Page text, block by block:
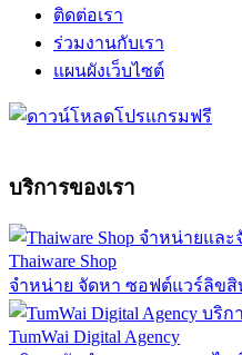
ติดต่อเรา
ร่วมงานกับเรา
แผนผังเว็บไซต์
บริการของเรา
Thaiware Shop
จำหน่าย จัดหา ซอฟต์แวร์ลิข
TumWai Digital Agency